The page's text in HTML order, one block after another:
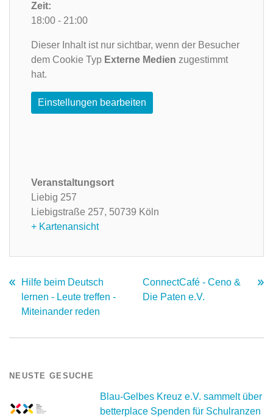
Zeit:
18:00 - 21:00
Dieser Inhalt ist nur sichtbar, wenn der Besucher
dem Cookie Typ Externe Medien zugestimmt
hat.
Einstellungen bearbeiten
Veranstaltungsort
Liebig 257
Liebigstraße 257, 50739 Köln
+ Kartenansicht
Hilfe beim Deutsch
lernen - Leute treffen -
Miteinander reden
ConnectCafé - Ceno &
Die Paten e.V.
NEUSTE GESUCHE
Blau-Gelbes Kreuz e.V. sammelt über
betterplace Spenden für Schulranzen